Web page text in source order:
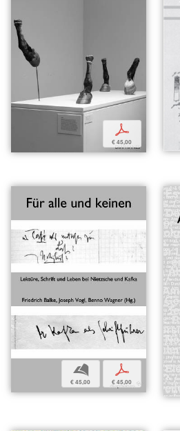
p
€ 45,00
b
€ 45,00
p
€ 45,00